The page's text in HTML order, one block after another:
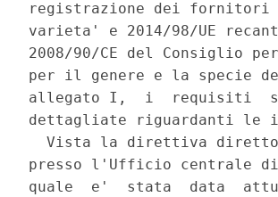
registrazione dei fornitori
varieta' e 2014/98/UE
2008/90/CE del Consiglio
per il genere e la specie
allegato I,  i  requisiti
dettagliate riguardanti
Vista la direttiva
presso l'Ufficio centrale
quale  e'  stata  data